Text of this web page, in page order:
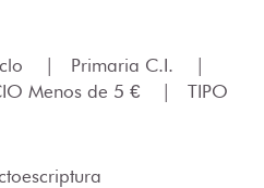
| Primaria C.I.
|
Menos de 5 € |
TIPO